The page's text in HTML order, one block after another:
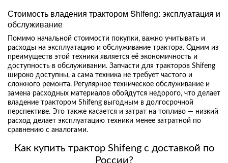
Стоимость владения трактором Shifeng: эксплуатация и
обслуживание
Помимо начальной стоимости покупки, важно учитывать и
расходы на эксплуатацию и обслуживание трактора. Одним из
преимуществ этой техники является её экономичность и
доступность в обслуживании. Запчасти для тракторов Shifeng
широко доступны, а сама техника не требует частого и
сложного ремонта. Регулярное техническое обслуживание и
замена расходных материалов обойдутся недорого, что делает
владение трактором Shifeng выгодным в долгосрочной
перспективе. Это также касается и затрат на топливо — низкий
расход делает эксплуатацию техники менее затратной по
сравнению с аналогами.
Как купить трактор Shifeng с доставкой по
России?